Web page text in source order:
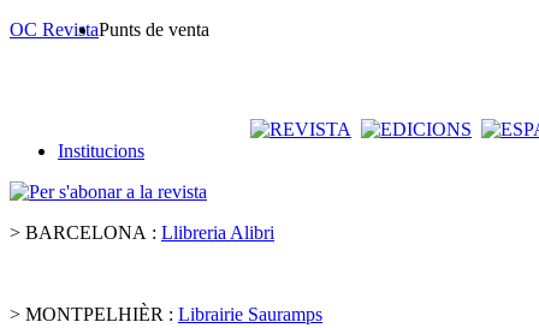
OC RevistaPunts de venta
Institucions
> BARCELONA : Llibreria Alibri
> MONTPELHIÈR : Librairie Sauramps